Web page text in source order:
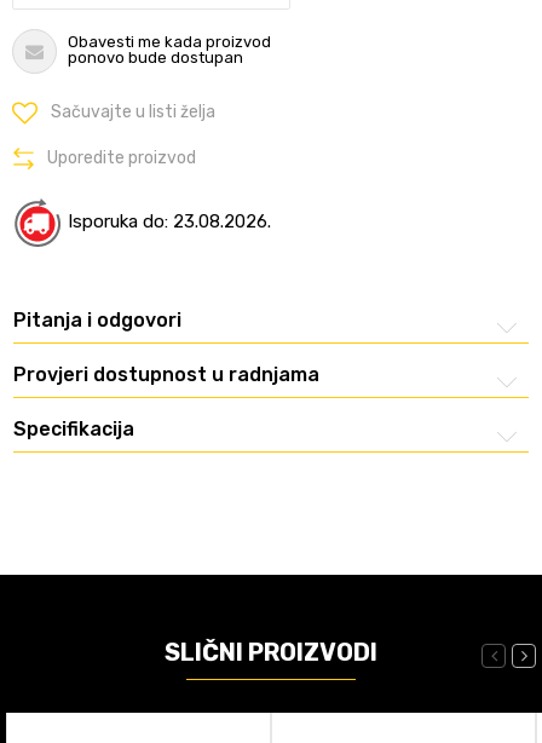
Obavesti me kada proizvod
ponovo bude dostupan
Sačuvajte u listi želja
Uporedite proizvod
Isporuka do: 23.08.2026.
Pitanja i odgovori
Provjeri dostupnost u radnjama
Specifikacija
SLIČNI PROIZVODI